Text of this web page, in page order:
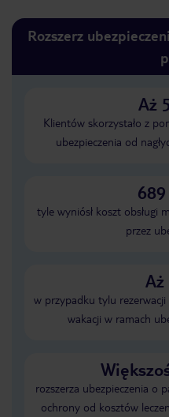
Rozszerz
Aż
Klientów skorzystało z
ubezpieczenia od
689
tyle wyniósł koszt obsługi
przez
Aż
w przypadku tylu
wakacji w ramach
rozszerza ubezpieczenia o
ochrony od kosztów